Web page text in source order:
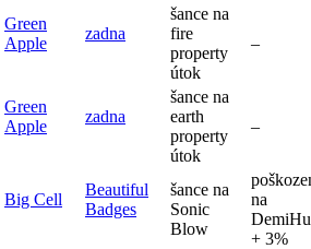
Green
Apple
zadna
šance na
fire
property
útok
–
Green
Apple
zadna
šance na
earth
property
útok
–
Big Cell
Beautiful
Badges
šance na
Sonic
Blow
na
+ 3%